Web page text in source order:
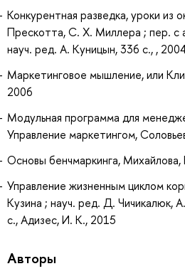
Конкурентная разведка, уроки из
Прескотта, С. Х. Миллера ; пер. с
науч. ред. А. Куницын, 336 с., ,
Маркетинговое мышление, или
2006
Модульная программа для
Управление маркетингом,
Основы бенчмаркинга, Михайлова,
Управление жизненным циклом
Кузина ; науч. ред. Д. Чичикалюк,
с., Адизес, И. К., 2015
Авторы